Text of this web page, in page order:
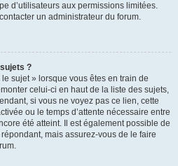
d’utilisateurs aux permissions limitées.
un administrateur du forum.
?
sujet » lorsque vous êtes en train de
celui-ci en haut de la liste des sujets,
si vous ne voyez pas ce lien, cette
ou le temps d’attente nécessaire entre
été atteint. Il est également possible de
mais assurez-vous de le faire